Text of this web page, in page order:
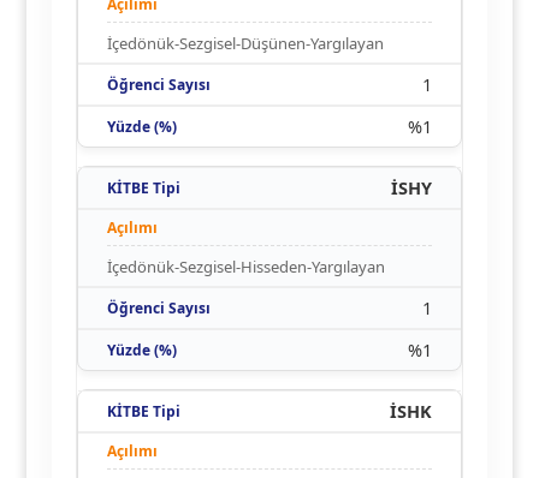
İçedönük-Sezgisel-Düşünen-Yargılayan
1
%1
İSHY
İçedönük-Sezgisel-Hisseden-Yargılayan
1
%1
İSHK